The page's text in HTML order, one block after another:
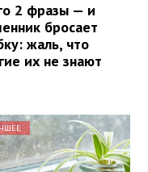
2 фразы — и
бросает
жаль, что
их не знают